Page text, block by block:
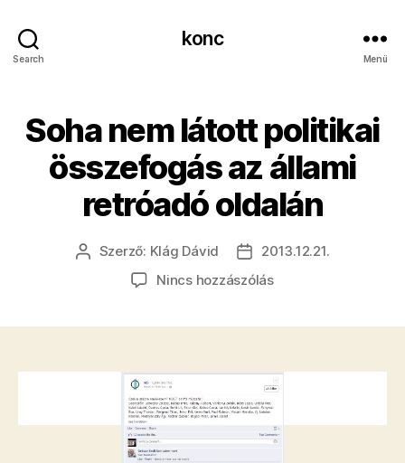
Search
konc
Menü
Soha nem látott politikai
összefogás az állami
retróadó oldalán
Bejegyzés
szerzője
Szerző: Klág Dávid
Bejegyzés
dátuma
2013.12.21.
Nincs hozzászólása(z)
összefogás
az
retróadó